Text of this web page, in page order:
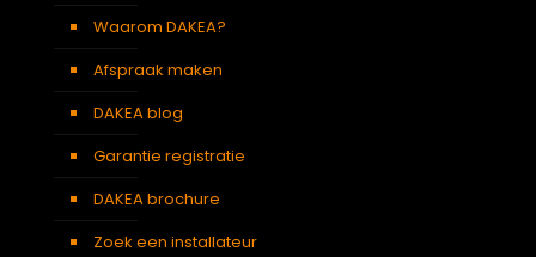
Waarom DAKEA?
Afspraak maken
DAKEA blog
Garantie registratie
DAKEA brochure
Zoek een installateur